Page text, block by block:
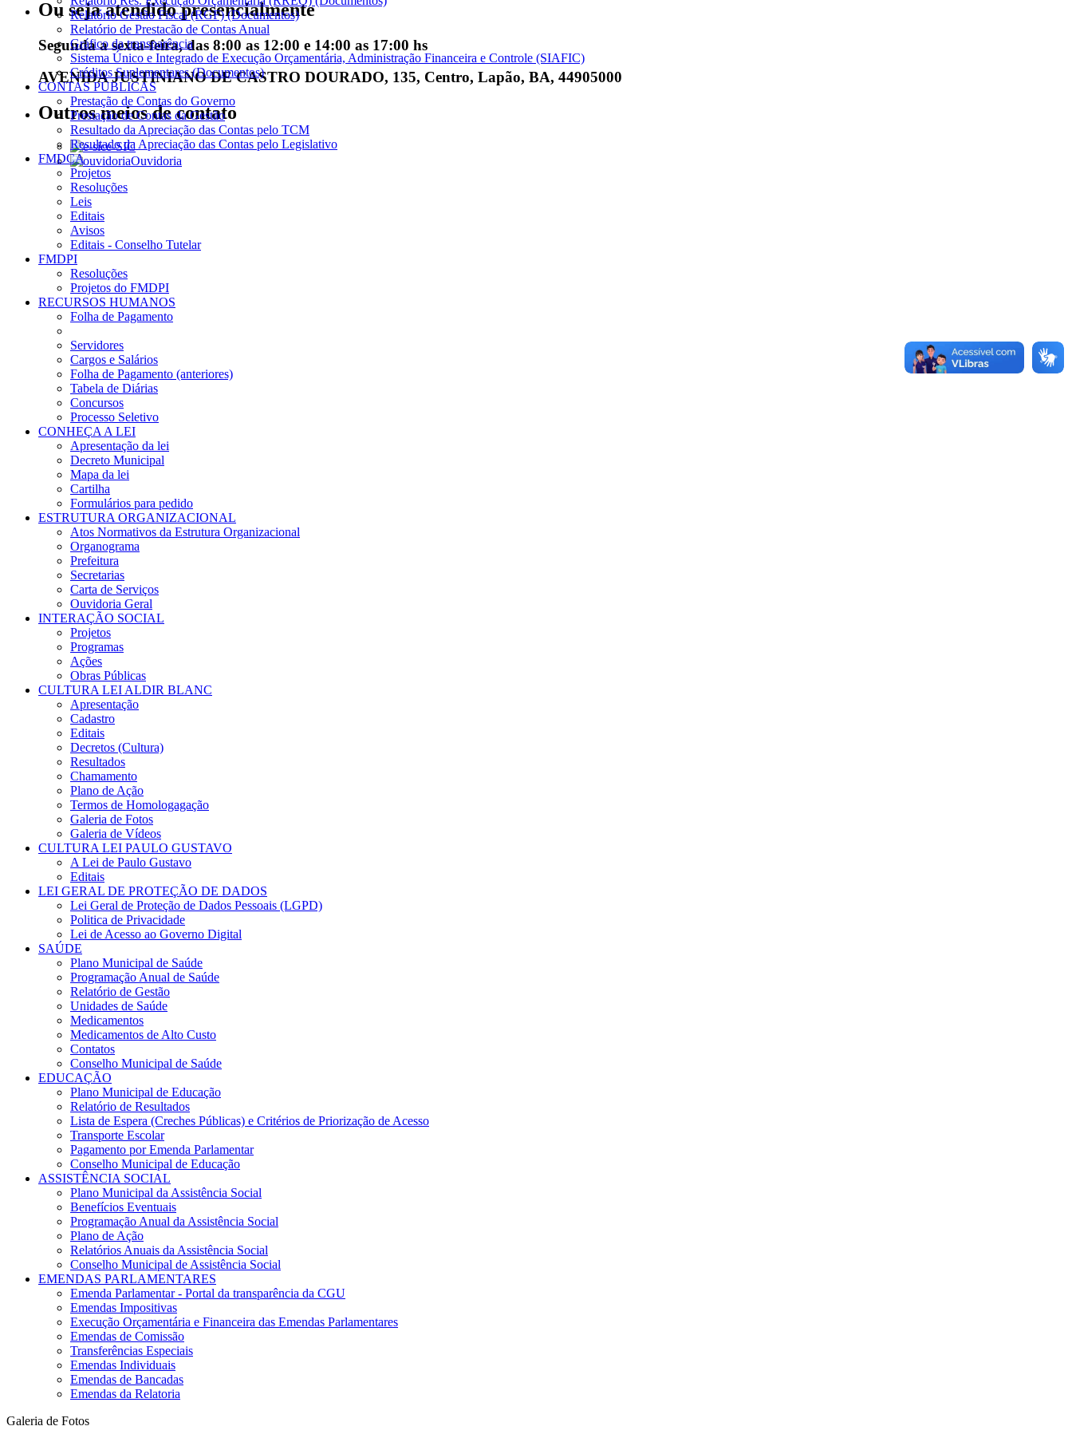
Ou seja atendido presencialmente
Segunda a sexta-feira, das 8:00 as 12:00 e 14:00 as 17:00 hs
AVENIDA JUSTINIANO DE CASTRO DOURADO, 135, Centro, Lapão, BA, 44905000
Outros meios de contato
e-SIC
Ouvidoria
Relatório Gestão Fiscal (RGF) (Documentos)
Relatório de Prestacão de Contas Anual
Gráfico da transparência
Sistema Único e Integrado de Execução Orçamentária, Administração Financeira e Controle (SIAFIC)
Créditos Suplementares (Documentos)
CONTAS PÚBLICAS
Prestação de Contas do Governo
Prestação de Contas da Gestão
Resultado da Apreciação das Contas pelo TCM
Resultado da Apreciação das Contas pelo Legislativo
FMDCA
Projetos
Resoluções
Leis
Editais
Avisos
Editais - Conselho Tutelar
FMDPI
Resoluções
Projetos do FMDPI
RECURSOS HUMANOS
Folha de Pagamento
Servidores
Cargos e Salários
Folha de Pagamento (anteriores)
Tabela de Diárias
Concursos
Processo Seletivo
CONHEÇA A LEI
Apresentação da lei
Decreto Municipal
Mapa da lei
Cartilha
Formulários para pedido
ESTRUTURA ORGANIZACIONAL
Atos Normativos da Estrutura Organizacional
Organograma
Prefeitura
Secretarias
Carta de Serviços
Ouvidoria Geral
INTERAÇÃO SOCIAL
Projetos
Programas
Ações
Obras Públicas
CULTURA LEI ALDIR BLANC
Apresentação
Cadastro
Editais
Decretos (Cultura)
Resultados
Chamamento
Plano de Ação
Termos de Homologagação
Galeria de Fotos
Galeria de Vídeos
CULTURA LEI PAULO GUSTAVO
A Lei de Paulo Gustavo
Editais
LEI GERAL DE PROTEÇÃO DE DADOS
Lei Geral de Proteção de Dados Pessoais (LGPD)
Politica de Privacidade
Lei de Acesso ao Governo Digital
SAÚDE
Plano Municipal de Saúde
Programação Anual de Saúde
Relatório de Gestão
Unidades de Saúde
Medicamentos
Medicamentos de Alto Custo
Contatos
Conselho Municipal de Saúde
EDUCAÇÃO
Plano Municipal de Educação
Relatório de Resultados
Lista de Espera (Creches Públicas) e Critérios de Priorização de Acesso
Transporte Escolar
Pagamento por Emenda Parlamentar
Conselho Municipal de Educação
ASSISTÊNCIA SOCIAL
Plano Municipal da Assistência Social
Benefícios Eventuais
Programação Anual da Assistência Social
Plano de Ação
Relatórios Anuais da Assistência Social
Conselho Municipal de Assistência Social
EMENDAS PARLAMENTARES
Emenda Parlamentar - Portal da transparência da CGU
Emendas Impositivas
Execução Orçamentária e Financeira das Emendas Parlamentares
Emendas de Comissão
Transferências Especiais
Emendas Individuais
Emendas de Bancadas
Emendas da Relatoria
Galeria de Fotos